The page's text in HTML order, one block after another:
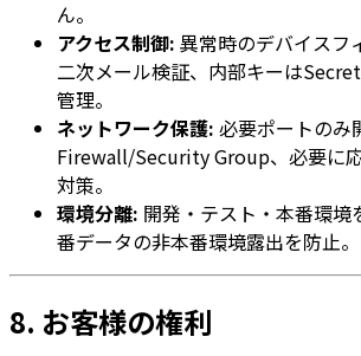
ん。
アクセス制御: 異常時のデバイスフ
二次メール検証、内部キーは
管理。
ネットワーク保護: 必要ポートのみ
Firewall/Security Group、必要に
対策。
環境分離: 開発・テスト・本番環境
番データの非本番環境露出を防止。
8. お客様の権利